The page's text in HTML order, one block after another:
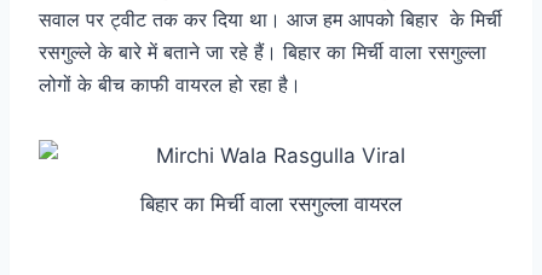
सवाल पर ट्वीट तक कर दिया था। आज हम आपको बिहार के मिर्ची
रसगुल्ले के बारे में बताने जा रहे हैं। बिहार का मिर्ची वाला रसगुल्ला
लोगों के बीच काफी वायरल हो रहा है।
बिहार का मिर्ची वाला रसगुल्ला वायरल